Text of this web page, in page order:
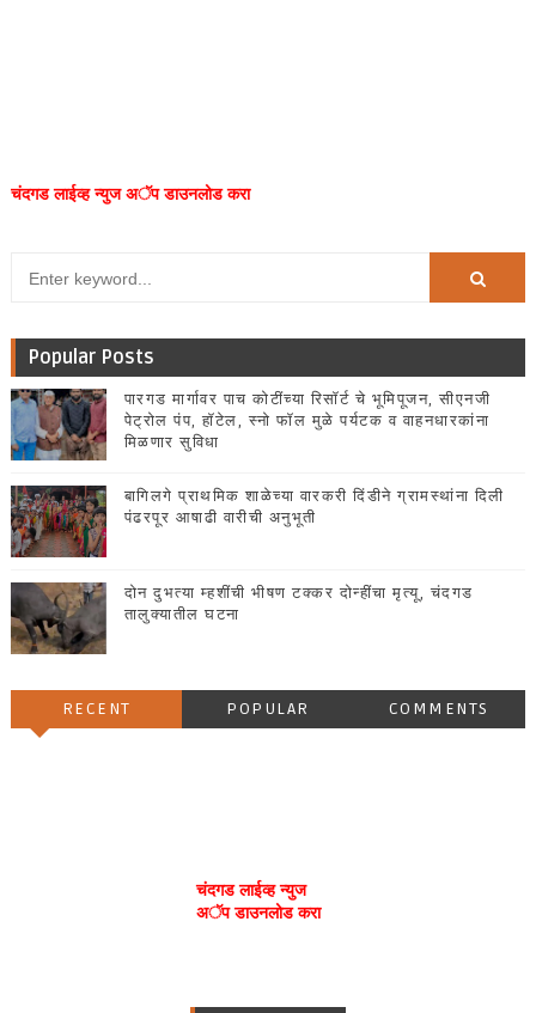
चंदगड लाईव्ह न्युज अॅप डाउनलोड करा
Popular Posts
पारगड मार्गावर पाच कोटींच्या रिसॉर्ट चे भूमिपूजन, सीएनजी
पेट्रोल पंप, हॉटेल, स्नो फॉल मुळे पर्यटक व वाहनधारकांना
मिळणार सुविधा
बागिलगे प्राथमिक शाळेच्या वारकरी दिंडीने ग्रामस्थांना दिली
पंढरपूर आषाढी वारीची अनुभूती
दोन दुभत्या म्हशींची भीषण टक्कर दोन्हींचा मृत्यू, चंदगड
तालुक्यातील घटना
RECENT POPULAR COMMENTS
चंदगड लाईव्ह न्युज
अॅप डाउनलोड करा